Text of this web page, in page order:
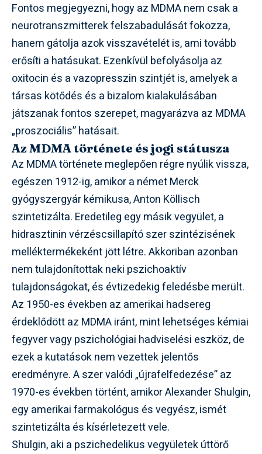
Fontos megjegyezni, hogy az MDMA nem csak a
neurotranszmitterek felszabadulását fokozza,
hanem gátolja azok visszavételét is, ami tovább
erősíti a hatásukat. Ezenkívül befolyásolja az
oxitocin és a vazopresszin szintjét is, amelyek a
társas kötődés és a bizalom kialakulásában
játszanak fontos szerepet, magyarázva az MDMA
„proszociális” hatásait.
Az MDMA története és jogi státusza
Az MDMA története meglepően régre nyúlik vissza,
egészen 1912-ig, amikor a német Merck
gyógyszergyár kémikusa, Anton Köllisch
szintetizálta. Eredetileg egy másik vegyület, a
hidrasztinin vérzéscsillapító szer szintézisének
melléktermékeként jött létre. Akkoriban azonban
nem tulajdonítottak neki pszichoaktív
tulajdonságokat, és évtizedekig feledésbe merült.
Az 1950-es években az amerikai hadsereg
érdeklődött az MDMA iránt, mint lehetséges kémiai
fegyver vagy pszichológiai hadviselési eszköz, de
ezek a kutatások nem vezettek jelentős
eredményre. A szer valódi „újrafelfedezése” az
1970-es években történt, amikor Alexander Shulgin,
egy amerikai farmakológus és vegyész, ismét
szintetizálta és kísérletezett vele.
Shulgin, aki a pszichedelikus vegyületek úttörő